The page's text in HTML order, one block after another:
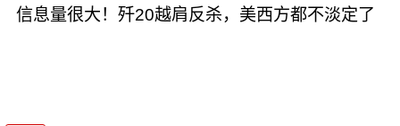
信息量很大！歼20越肩反杀，美西方都不淡定了